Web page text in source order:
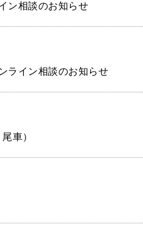
ン相談のお知らせ
ライン相談のお知らせ
車）